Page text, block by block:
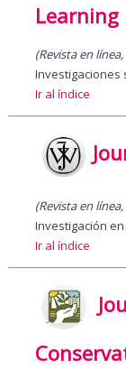
Learning
(Revista en
Investigaciones
Ir al índice
(Revista en
Investigación
Ir al índice